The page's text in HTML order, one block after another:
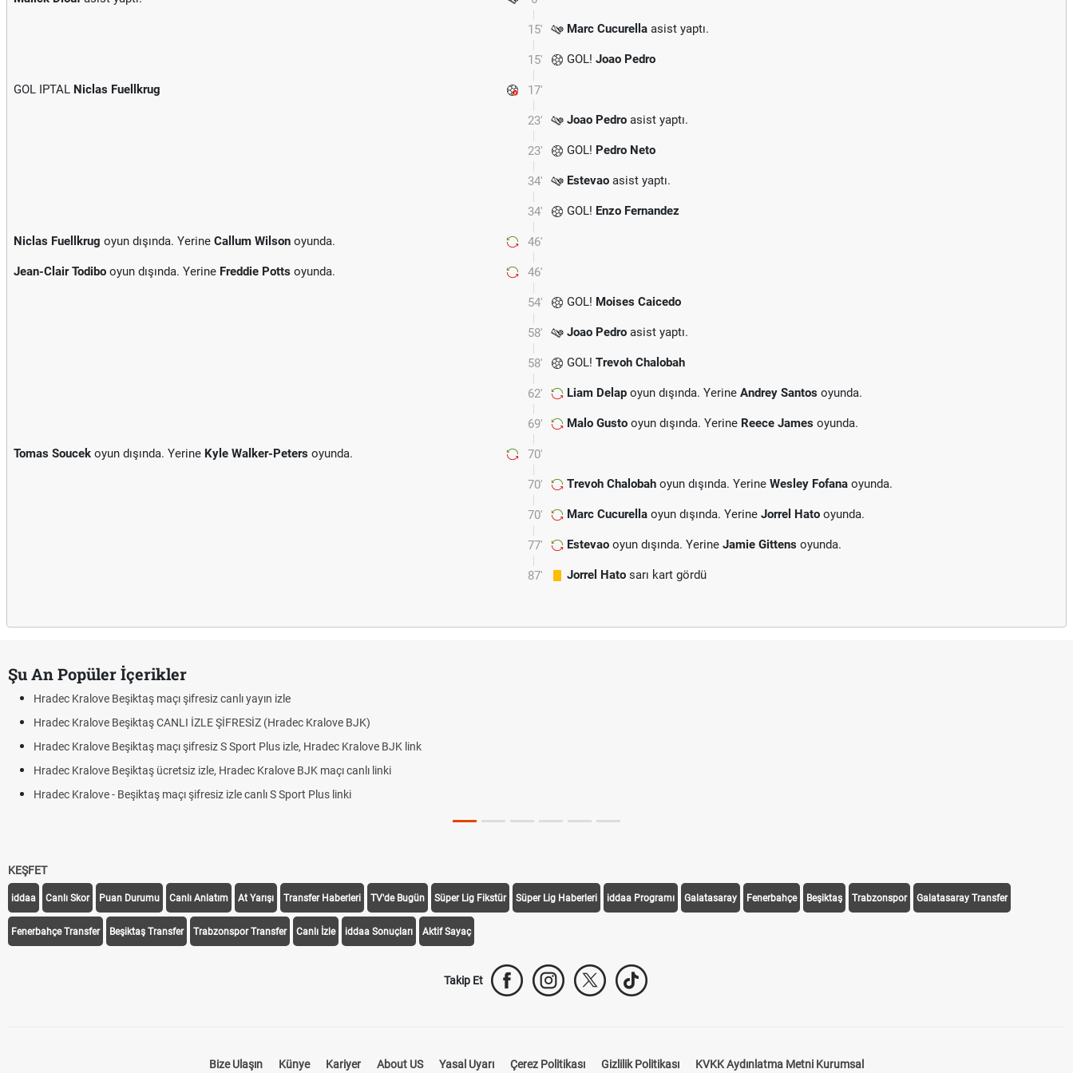
15' Marc Cucurella asist yaptı.
15' GOL! Joao Pedro
17'
GOL IPTAL Niclas Fuellkrug
23' Joao Pedro asist yaptı.
23' GOL! Pedro Neto
34' Estevao asist yaptı.
34' GOL! Enzo Fernandez
46'
Niclas Fuellkrug oyun dışında. Yerine Callum Wilson oyunda.
46'
Jean-Clair Todibo oyun dışında. Yerine Freddie Potts oyunda.
54' GOL! Moises Caicedo
58' Joao Pedro asist yaptı.
58' GOL! Trevoh Chalobah
62' Liam Delap oyun dışında. Yerine Andrey Santos oyunda.
69' Malo Gusto oyun dışında. Yerine Reece James oyunda.
70'
Tomas Soucek oyun dışında. Yerine Kyle Walker-Peters oyunda.
70' Trevoh Chalobah oyun dışında. Yerine Wesley Fofana oyunda.
70' Marc Cucurella oyun dışında. Yerine Jorrel Hato oyunda.
77' Estevao oyun dışında. Yerine Jamie Gittens oyunda.
87' Jorrel Hato sarı kart gördü
Şu An Popüler İçerikler
Hradec Kralove Beşiktaş maçı şifresiz canlı yayın izle
Hradec Kralove Beşiktaş CANLI İZLE ŞİFRESİZ (Hradec Kralove BJK)
Hradec Kralove Beşiktaş maçı şifresiz S Sport Plus izle, Hradec Kralove BJK link
Hradec Kralove Beşiktaş ücretsiz izle, Hradec Kralove BJK maçı canlı linki
Hradec Kralove - Beşiktaş maçı şifresiz izle canlı S Sport Plus linki
KEŞFET
iddaa Canlı Skor Puan Durumu Canlı Anlatım At Yarışı Transfer Haberleri TV'de Bugün Süper Lig Fikstür Süper Lig Haberleri iddaa Programı Galatasaray Fenerbahçe Beşiktaş Trabzonspor Galatasaray Transfer
Fenerbahçe Transfer Beşiktaş Transfer Trabzonspor Transfer Canlı İzle iddaa Sonuçları Aktif Sayaç
Takip Et
Bize Ulaşın Künye Kariyer About US Yasal Uyarı Çerez Politikası Gizlilik Politikası KVKK Aydınlatma Metni Kurumsal